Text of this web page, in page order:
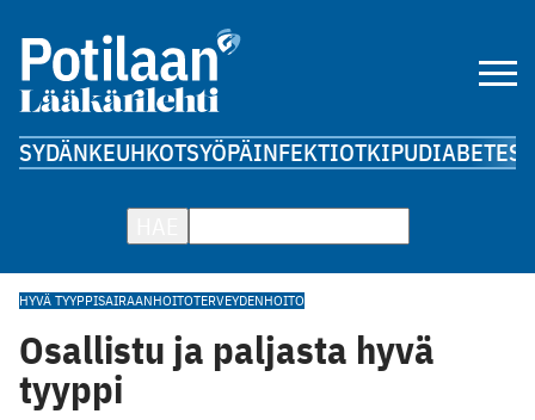
SYDÄNKEUHKOTSYÖPÄINFEKTIOTKIPUDIABETES
HYVÄ TYYPPISAIRAANHOITOTERVEYDENHOITO
Osallistu ja paljasta hyvä
tyyppi